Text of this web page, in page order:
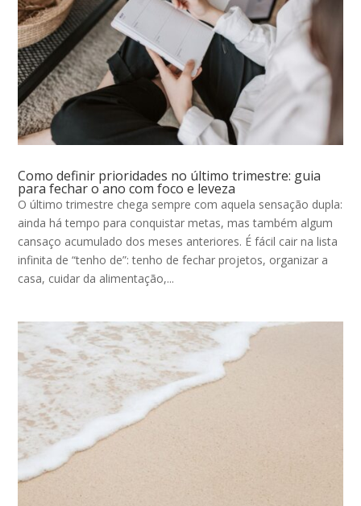
Como definir prioridades no último trimestre: guia
para fechar o ano com foco e leveza
O último trimestre chega sempre com aquela sensação dupla:
ainda há tempo para conquistar metas, mas também algum
cansaço acumulado dos meses anteriores. É fácil cair na lista
infinita de “tenho de”: tenho de fechar projetos, organizar a
casa, cuidar da alimentação,...